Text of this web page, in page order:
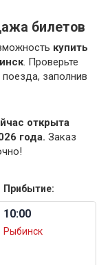
билетов
купить
. Проверьте
заполнив
открыта
года. Заказ
Прибытие:
10:00
Рыбинск